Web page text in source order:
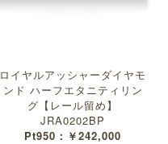
ロイヤルアッシャーダイヤモ
ンド ハーフエタニティリン
グ【レール留め】
JRA0202BP
Pt950：￥242,000